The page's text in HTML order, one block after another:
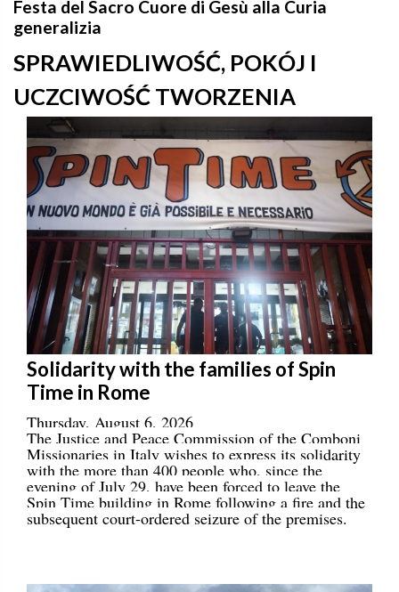
Festa del Sacro Cuore di Gesù alla Curia
generalizia
SPRAWIEDLIWOŚĆ, POKÓJ I
UCZCIWOŚĆ TWORZENIA
Solidarity with the families of Spin
Time in Rome
Thursday, August 6, 2026
The Justice and Peace Commission of the Comboni
Missionaries in Italy wishes to express its solidarity
with the more than 400 people who, since the
evening of July 29, have been forced to leave the
Spin Time building in Rome following a fire and the
subsequent court-ordered seizure of the premises.